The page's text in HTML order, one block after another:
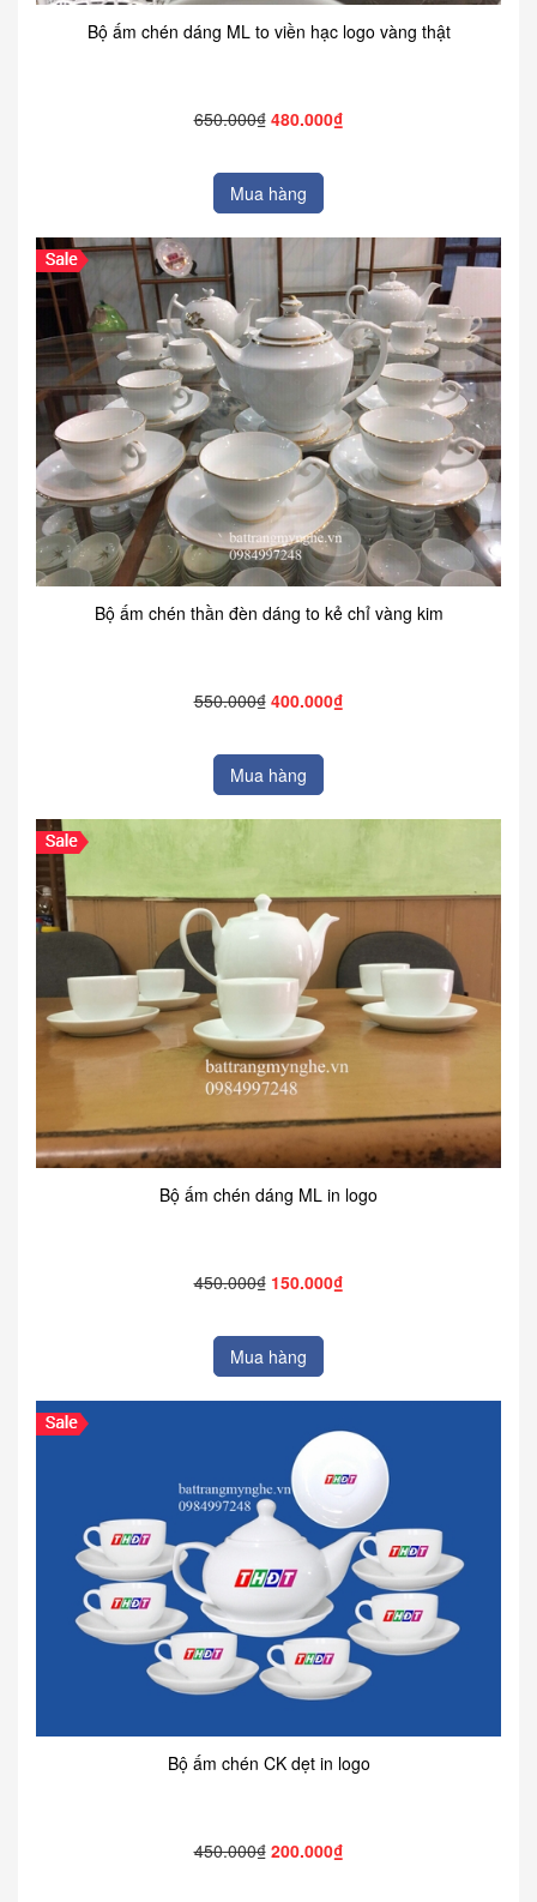
Bộ ấm chén dáng ML to viền hạc logo vàng thật
650.000₫ 480.000₫
Mua hàng
Bộ ấm chén thần đèn dáng to kẻ chỉ vàng kim
550.000₫ 400.000₫
Mua hàng
Bộ ấm chén dáng ML in logo
450.000₫ 150.000₫
Mua hàng
Bộ ấm chén CK dẹt in logo
450.000₫ 200.000₫